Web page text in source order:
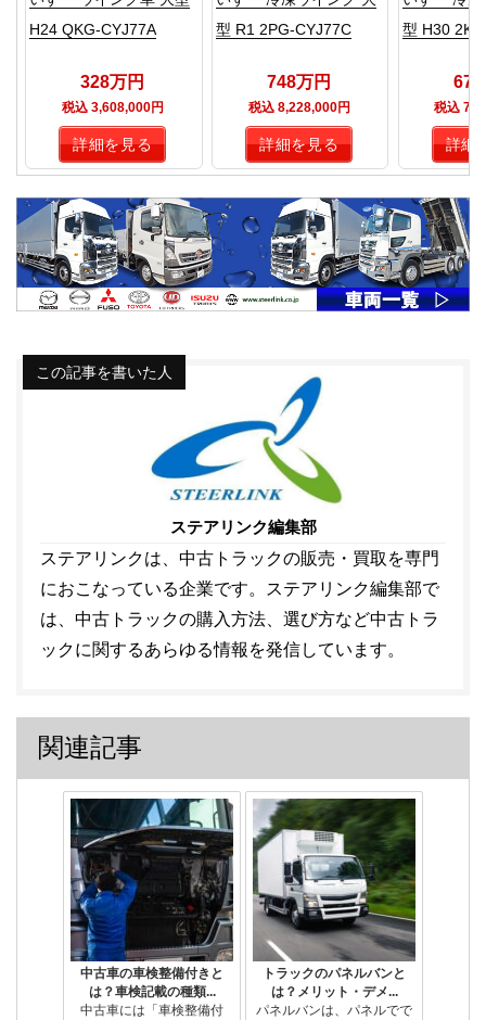
H24 QKG-CYJ77A
328万円
税込 3,608,000円
詳細を見る
型 R1 2PG-CYJ77C
748万円
税込 8,228,000円
詳細を見る
型 H30
678
税込
詳細
この記事を書いた人
ステアリンク編集部
ステアリンクは、中古トラックの販売・買取を専門
におこなっている企業です。ステアリンク編集部で
は、中古トラックの購入方法、選び方など中古トラ
ックに関するあらゆる情報を発信しています。
関連記事
中古車の車検整備付きと
は？車検記載の種類...
中古車には「車検整備付
トラックのパネルバンと
は？メリット・デメ...
パネルバンは、パネルでで